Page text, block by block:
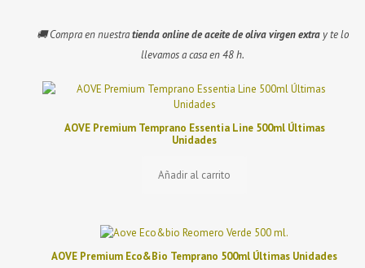
🚚 Compra en nuestratienda online de aceite de oliva virgen extray te lo
llevamos a casa en 48 h.
AOVE Premium Temprano Essentia Line 500ml Últimas
Unidades
Añadir al carrito
AOVE Premium Eco&Bio Temprano 500ml Últimas Unidades